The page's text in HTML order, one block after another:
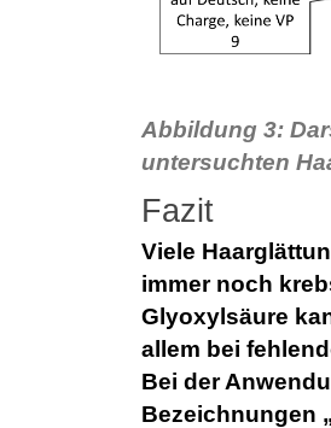
Abbildung 3:
untersuchten
Fazit
Viele
immer noch
Glyoxylsäure
allem bei
Bei der
Bezeichnungen